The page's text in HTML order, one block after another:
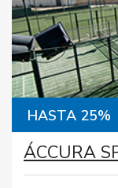
HASTA 25%
ÁCCURA